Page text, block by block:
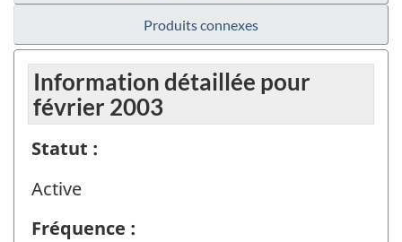
Produits connexes
Information détaillée pour
février 2003
Statut :
Active
Fréquence :